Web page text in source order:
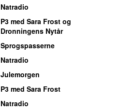
Natradio
P3 med Sara Frost og
Dronningens Nytår
Sprogspasserne
Natradio
Julemorgen
P3 med Sara Frost
Natradio